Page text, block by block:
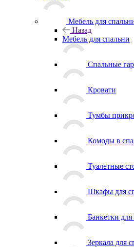
Мебель для
Назад
Мебель для спальни
Спальные
Кровати
Тумбы
Комоды в
Туалетные
Шкафы для
Банкетки для
Зеркала для